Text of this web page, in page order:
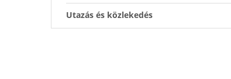
Utazás és közlekedés
Mi a legkényelmesebb közlekedési mód